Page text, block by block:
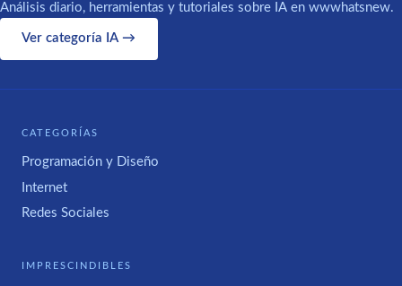
Análisis diario, herramientas y tutoriales sobre IA en wwwhatsnew.
Ver categoría IA →
CATEGORÍAS
Programación y Diseño
Internet
Redes Sociales
IMPRESCINDIBLES